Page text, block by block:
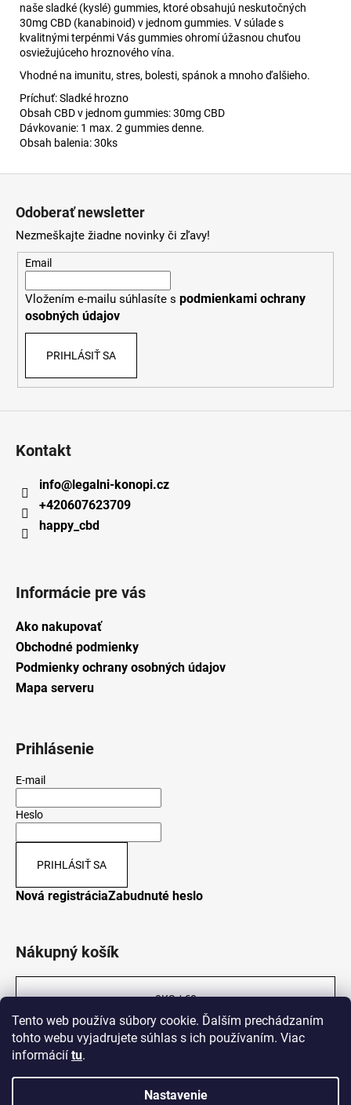
Tento web používa súbory cookie. Ďalším prechádzaním
tohto webu vyjadrujete súhlas s ich používaním. Viac
informácií tu.
Nastavenie
naše sladké (kyslé) gummies, ktoré obsahujú neskutočných
30mg CBD (kanabinoid) v jednom gummies. V súlade s
kvalitnými terpénmi Vás gummies ohromí úžasnou chuťou
osviežujúceho hroznového vína.
Vhodné na imunitu, stres, bolesti, spánok a mnoho ďalšieho.
Príchuť: Sladké hrozno
Obsah CBD v jednom gummies: 30mg CBD
Dávkovanie: 1 max. 2 gummies denne.
Obsah balenia: 30ks
Odoberať newsletter
Nezmeškajte žiadne novinky či zľavy!
Email
Vložením e-mailu súhlasíte s podmienkami ochrany
osobných údajov
PRIHLÁSIŤ SA
Kontakt
info@legalni-konopi.cz
+420607623709
happy_cbd
Informácie pre vás
Ako nakupovať
Obchodné podmienky
Podmienky ochrany osobných údajov
Mapa serveru
Prihlásenie
E-mail
Heslo
PRIHLÁSIŤ SA
Nová registráciaZabudnuté heslo
Nákupný košík
0KS /€0